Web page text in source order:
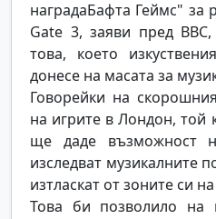
наградаБафта Геймс" за
Gate 3, заяви пред
това, което
донесе на масата за
Говорейки на
на игрите в Лондон, той
ще даде възможност
изследват музикалните
изтласкат от зоните си
Това би позволило на